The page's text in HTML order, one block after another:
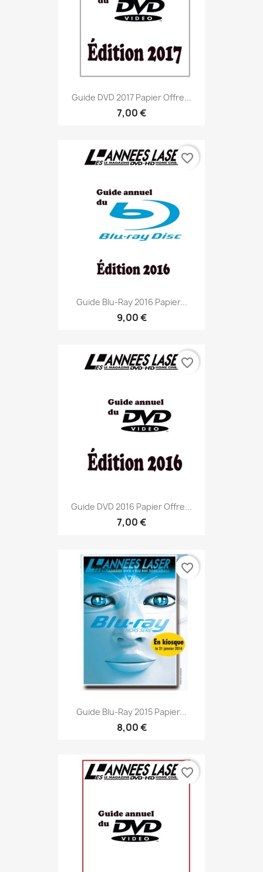
Guide DVD 2017 Papier Offre...
7,00 €
Guide Blu-Ray 2016 Papier...
9,00 €
favorite_border
Guide DVD 2016 Papier Offre...
7,00 €
favorite_border
Guide Blu-Ray 2015 Papier...
8,00 €
favorite_border
favorite_border